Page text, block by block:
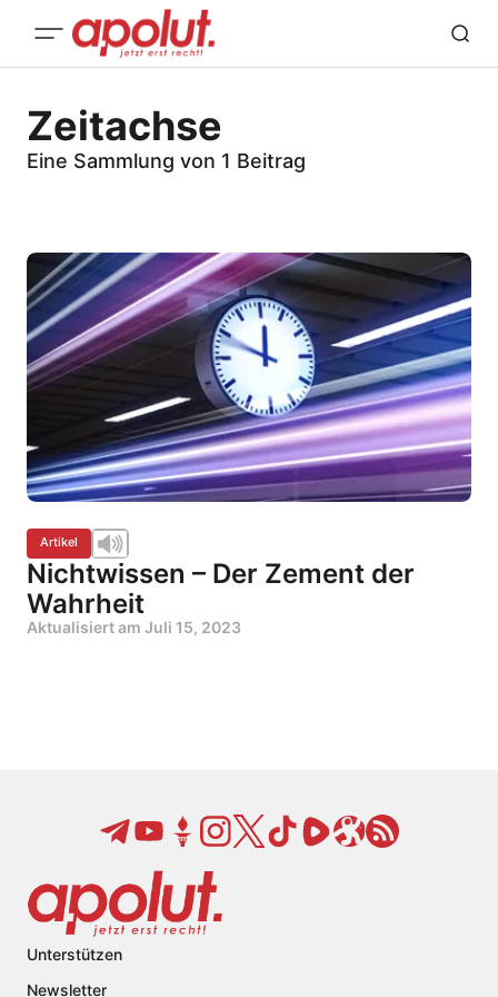
Zeitachse
Eine Sammlung von 1 Beitrag
Artikel
Nichtwissen – Der Zement der
Wahrheit
Aktualisiert am Juli 15, 2023
Unterstützen
Newsletter